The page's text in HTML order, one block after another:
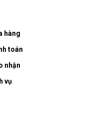
hàng
toán
nhận
vụ